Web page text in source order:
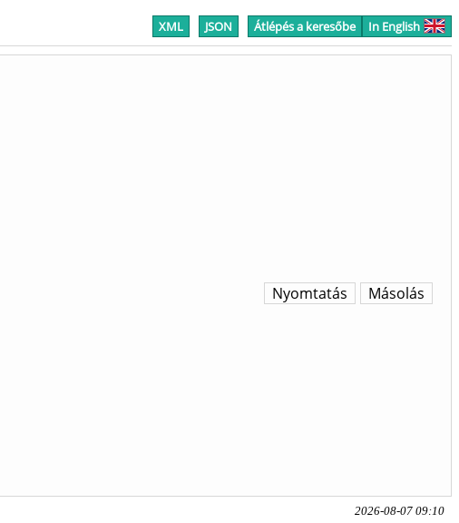
XML JSON Átlépés a keresőbe In English
Másolás
Nyomtatás
2026-08-07 09:10